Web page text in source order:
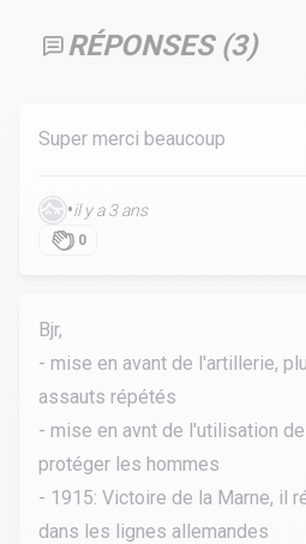
RÉPONSES (3)
Super merci beaucoup
•il y a 3 ans
0
Bjr,
- mise en avant de l'artillerie,
assauts répétés
- mise en avnt de l'utilisation de
protéger les hommes
- 1915: Victoire de la Marne, il
dans les lignes allemandes